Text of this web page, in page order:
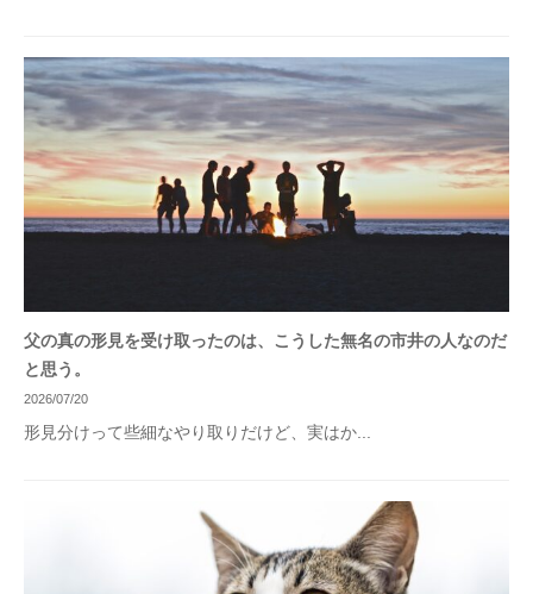
父の真の形見を受け取ったのは、こうした無名の市井の人なのだ
と思う。
2026/07/20
形見分けって些細なやり取りだけど、実はか...